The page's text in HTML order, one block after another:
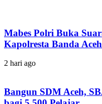
Mabes Polri Buka
Kapolresta Banda
2 hari ago
Bangun SDM Aceh,